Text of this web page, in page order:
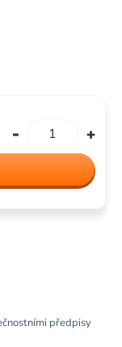
předpisy